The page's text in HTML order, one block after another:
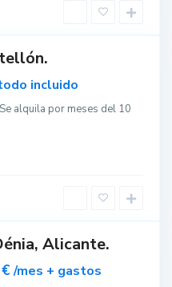
incluido
alquila por meses del 10
Alicante.
€/mes + gastos